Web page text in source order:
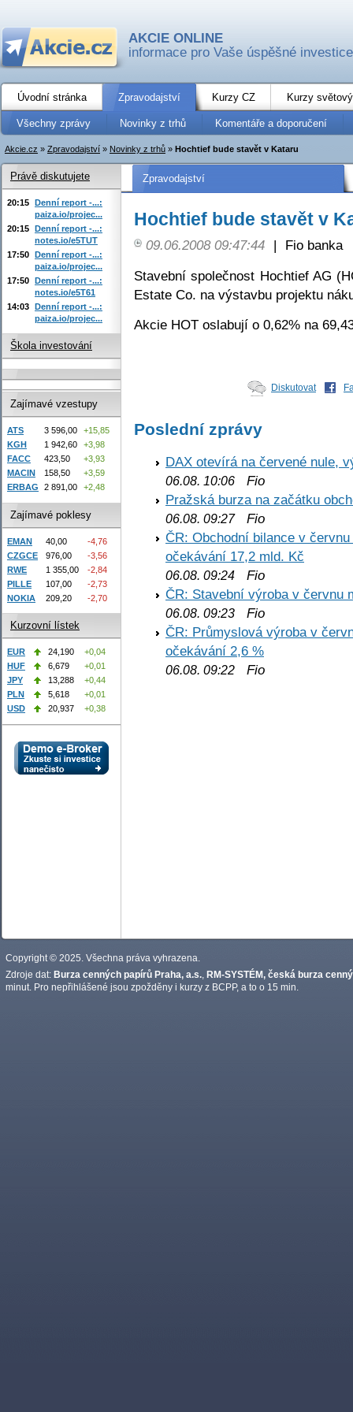
AKCIE ONLINE
informace pro Vaše úspěšné investice
Úvodní stránka Zpravodajství Kurzy CZ Kurzy
Všechny zprávy Novinky z trhů Komentáře a doporučení
Akcie.cz » Zpravodajství » Novinky z trhů » Hochtief bude stavět v Kataru
Zpravodajství
Hochtief bude stavět v
09.06.2008 09:47:44 |
Fio banka
Stavební společnost Hochtief AG
Estate Co. na výstavbu projektu
Akcie HOT oslabují o 0,62% na
Diskutovat
Poslední zprávy
DAX otevírá na červené nule,
06.08. 10:06 Fio
Pražská burza na začátku
06.08. 09:27Fio
ČR: Obchodní bilance v
očekávání 17,2 mld. Kč
06.08. 09:24 Fio
ČR: Stavební výroba v červnu
06.08. 09:23 Fio
ČR: Průmyslová výroba v
očekávání 2,6 %
06.08. 09:22 Fio
Právě diskutujete
20:15 Denní report -...:
paiza.io/projec...
20:15 Denní report -...:
notes.io/e5TUT
17:50 Denní report -...:
paiza.io/projec...
17:50 Denní report -...:
notes.io/e5T61
14:03 Denní report -...:
paiza.io/projec...
Škola investování
Zajímavé vzestupy
ATS 3 596,00
+15,85
KGH
1 942,60
+3,98
FACC
423,50
+3,93
MACIN
158,50
+3,59
ERBAG
2 891,00 +2,48
Zajímavé poklesy
EMAN 40,00
-4,76
CZGCE
976,00
-3,56
RWE
1 355,00
-2,84
PILLE
107,00
-2,73
NOKIA
209,20 -2,70
Kurzovní lístek
EUR 24,190
+0,04
HUF
6,679
+0,01
JPY
13,288
+0,44
PLN
5,618
+0,01
USD
20,937 +0,38
Copyright © 2025. Všechna práva vyhrazena.
Zdroje dat: Burza cenných papírů Praha, a.s. RM-SYSTÉM, česká burza
minut. Pro nepřihlášené jsou zpožděny i kurzy z BCPP, a to o 15 min.